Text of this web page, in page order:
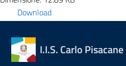
Download
I.I.S. Carlo